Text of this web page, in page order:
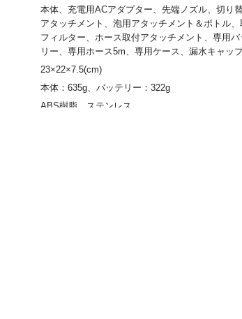
本体、充電用ACアダプター、先端ノズル、切り
アタッチメント、泡用アタッチメント＆ボトル、
フィルター、ホース取付アタッチメント、専用バ
リー、専用ホース5m、専用ケース、漏水キャッ
23×22×7.5(cm)
本体：635g、バッテリー：322g
ABS樹脂、ステンレス